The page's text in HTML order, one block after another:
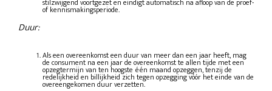
stilzwijgend voortgezet en eindigt automatisch na afloop van de proef-
of kennismakingsperiode.
Duur:
Als een overeenkomst een duur van meer dan een jaar heeft, mag
de consument na een jaar de overeenkomst te allen tijde met een
opzegtermijn van ten hoogste één maand opzeggen, tenzij de
redelijkheid en billijkheid zich tegen opzegging vóór het einde van de
overeengekomen duur verzetten.